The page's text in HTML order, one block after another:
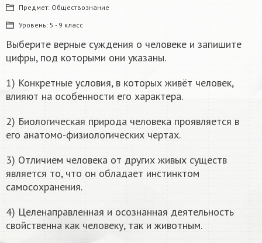
Предмет: Обществознание
Уровень: 5 - 9 класс
Выберите верные суждения о человеке и запишите
цифры, под которыми они указаны.
1) Конкретные условия, в которых живёт человек,
влияют на особенности его характера.
2) Биологическая природа человека проявляется в
его анатомо-физиологических чертах.
3) Отличием человека от других живых существ
является то, что он обладает инстинктом
самосохранения.
4) Целенаправленная и осознанная деятельность
свойственна как человеку, так и животным.